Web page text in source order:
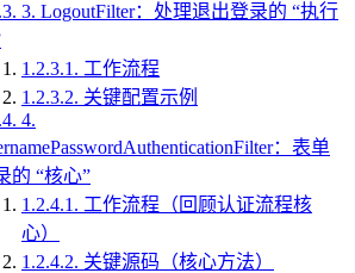
3. LogoutFilter：处理退出登录的 “执行
1.2.3.1. 工作流程
1.2.3.2. 关键配置示例
4.
：表单
的 “核心”
1.2.4.1. 工作流程（回顾认证流程核
心）
1.2.4.2. 关键源码（核心方法）